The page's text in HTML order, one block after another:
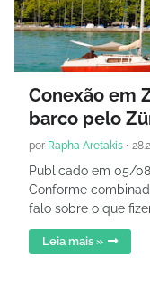
Conexão em
barco pelo
por Rapha Aretakis •
Publicado em 05/
Conforme
falo sobre o que
Leia mais »